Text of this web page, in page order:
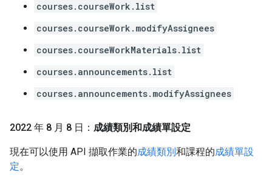
courses.courseWork.list
courses.courseWork.modifyAssignees
courses.courseWorkMaterials.list
courses.announcements.list
courses.announcements.modifyAssignees
2022 年 8 月 8 日： 成績類別和成績單設定
現在可以使用 API 擷取作業的成績類別和課程的成績單設
定。